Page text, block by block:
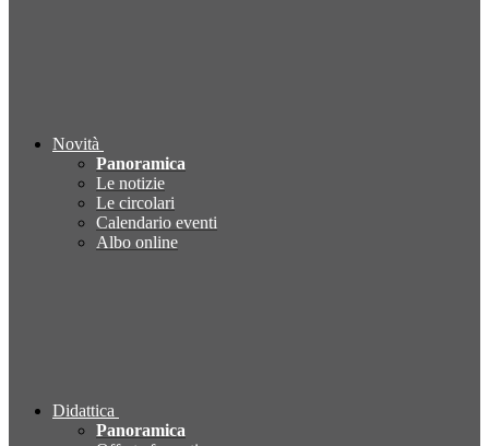
Novità
Panoramica
Le notizie
Le circolari
Calendario eventi
Albo online
Didattica
Panoramica